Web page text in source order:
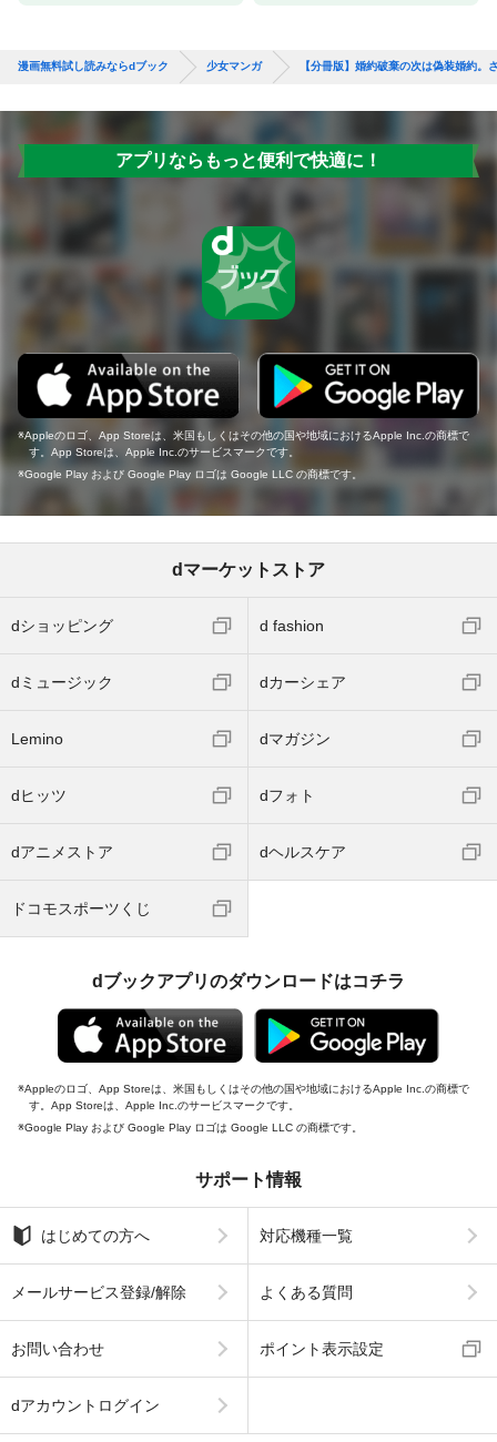
漫画無料試し読みならdブック 少女マンガ 【分冊版】婚約破棄の次は偽装婚約
アプリならもっと便利で快適に！
Appleのロゴ、App Storeは、米国もしくはその他の国や地域におけるApple Inc.の商標で
す。App Storeは、Apple Inc.のサービスマークです。
Google Play および Google Play ロゴは Google LLC の商標です。
dマーケットストア
dショッピング d fashion
dミュージック dカーシェア
Lemino dマガジン
dヒッツ dフォト
dアニメストア dヘルスケア
ドコモスポーツくじ
dブックアプリのダウンロードはコチラ
Appleのロゴ、App Storeは、米国もしくはその他の国や地域におけるApple Inc.の商標で
す。App Storeは、Apple Inc.のサービスマークです。
Google Play および Google Play ロゴは Google LLC の商標です。
サポート情報
はじめての方へ 対応機種一覧
メールサービス登録/解除 よくある質問
お問い合わせ ポイント表示設定
dアカウントログイン